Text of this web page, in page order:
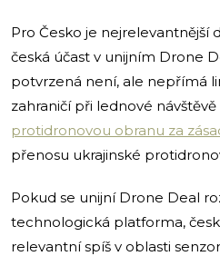
Pro Česko je nejrelevantnější
česká účast v unijním Drone
potvrzená není, ale nepřímá
zahraničí při lednové návštěvě
protidronovou obranu za
přenosu ukrajinské
Pokud se unijní Drone Deal
technologická platforma,
relevantní spíš v oblasti